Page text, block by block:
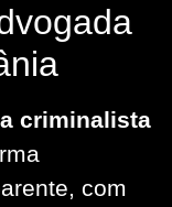
criminalista
com